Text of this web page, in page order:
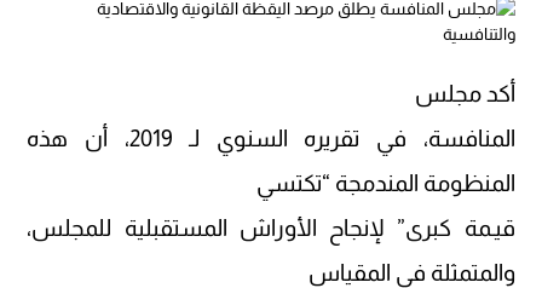
أكد مجلس
المنافسة، في تقريره السنوي لـ 2019، أن هذه
المنظومة المندمجة “تكتسي
قيـمة كبرى” لإنجاح الأوراش المستقبلية للمجلس،
والمتمثلة في المقياس